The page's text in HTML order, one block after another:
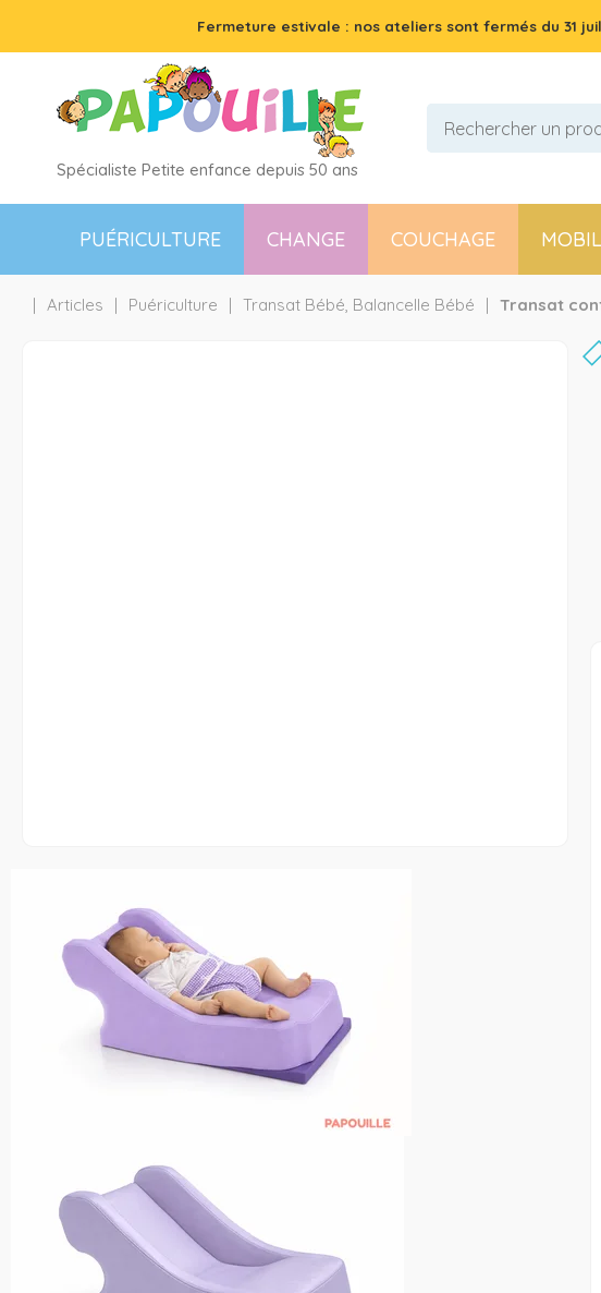
Fermeture estivale : nos ateliers sont fermés du 31
Spécialiste Petite enfance depuis 50 ans
PUÉRICULTURE CHANGE COUCHAGE
Articles Puériculture Transat Bébé, Balancelle Bébé Transat